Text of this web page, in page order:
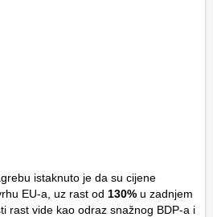
istaknuto je da su cijene
EU-a, uz rast od 130% u zadnjem
rast vide kao odraz snažnog BDP-a i